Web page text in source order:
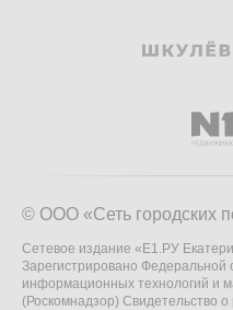
© ООО «Сеть городских
Сетевое издание «Е1.РУ
Зарегистрировано Федеральной
информационных технологий и
(Роскомнадзор) Свидетельство